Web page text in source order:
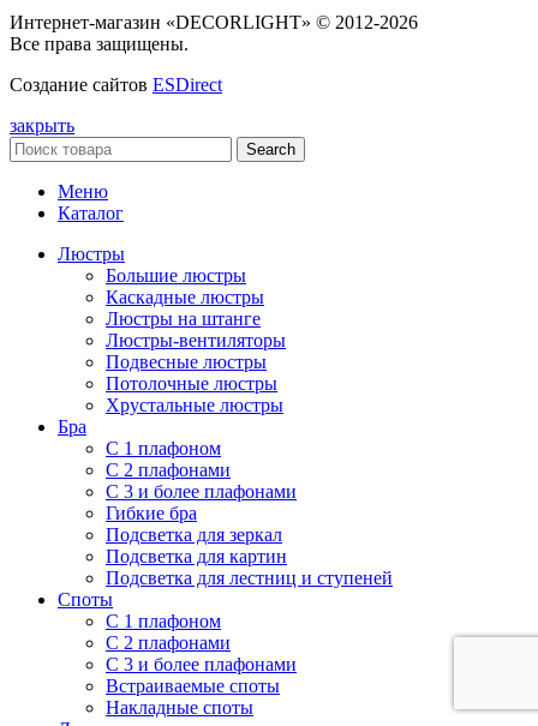
Интернет-магазин «DECORLIGHT» © 2012-2026
Все права защищены.
Создание сайтов ESDirect
закрыть
Search
Меню
Каталог
Люстры
Большие люстры
Каскадные люстры
Люстры на штанге
Люстры-вентиляторы
Подвесные люстры
Потолочные люстры
Хрустальные люстры
Бра
С 1 плафоном
С 2 плафонами
С 3 и более плафонами
Гибкие бра
Подсветка для зеркал
Подсветка для картин
Подсветка для лестниц и ступеней
Споты
С 1 плафоном
С 2 плафонами
С 3 и более плафонами
Встраиваемые споты
Накладные споты